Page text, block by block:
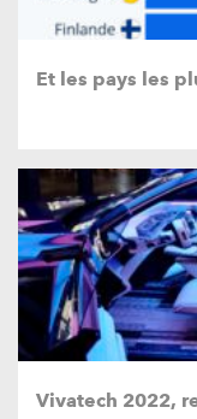
Et les pays les
Vivatech 2022,